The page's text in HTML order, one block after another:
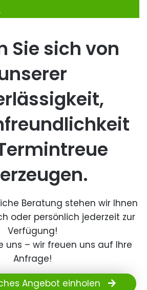
Sie sich von
Beratung stehen wir Ihnen
oder persönlich jederzeit zur
Verfügung!
uns – wir freuen uns auf Ihre
Anfrage!
Angebot einholen